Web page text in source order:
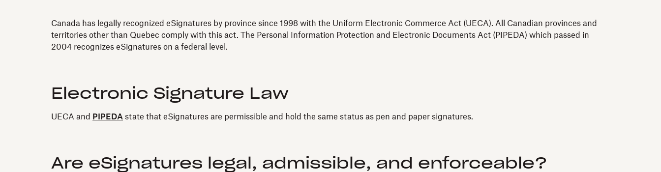
Canada has legally recognized eSignatures by province since 1998 with the Uniform Electronic Commerce Act (UECA). All Canadian provinces and
territories other than Quebec comply with this act. The Personal Information Protection and Electronic Documents Act (PIPEDA) which passed in
2004 recognizes eSignatures on a federal level.
Electronic Signature Law
UECA and PIPEDA state that eSignatures are permissible and hold the same status as pen and paper signatures.
Are eSignatures legal, admissible, and enforceable?